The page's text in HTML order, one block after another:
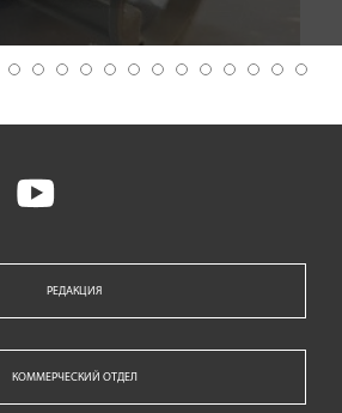
РЕДАКЦИЯ
КОММЕРЧЕСКИЙ ОТДЕЛ